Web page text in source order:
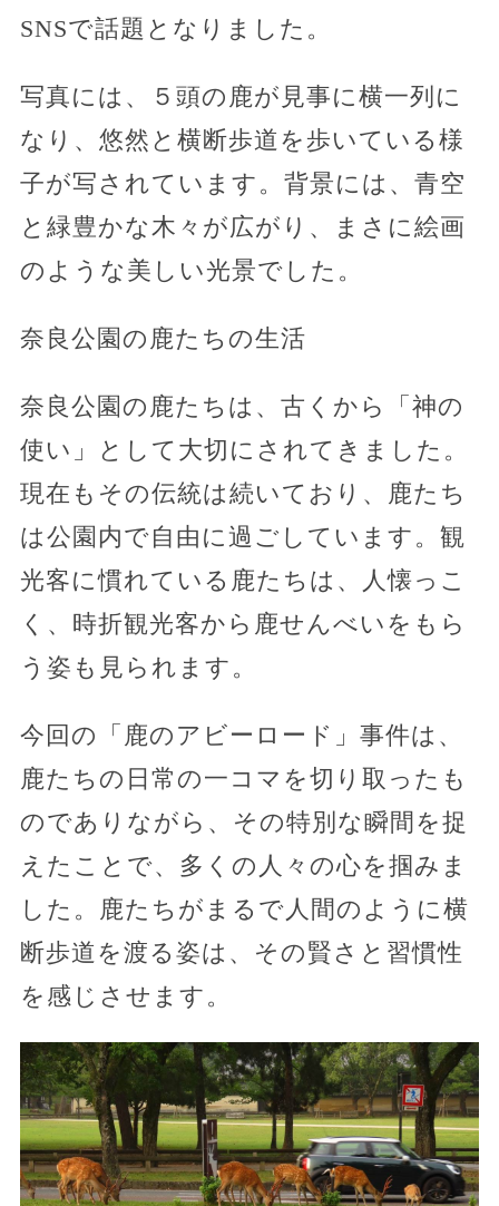
SNSで話題となりました。
写真には、５頭の鹿が見事に横一列に
なり、悠然と横断歩道を歩いている様
子が写されています。背景には、青空
と緑豊かな木々が広がり、まさに絵画
のような美しい光景でした。
奈良公園の鹿たちの生活
奈良公園の鹿たちは、古くから「神の
使い」として大切にされてきました。
現在もその伝統は続いており、鹿たち
は公園内で自由に過ごしています。観
光客に慣れている鹿たちは、人懐っこ
く、時折観光客から鹿せんべいをもら
う姿も見られます。
今回の「鹿のアビーロード」事件は、
鹿たちの日常の一コマを切り取ったも
のでありながら、その特別な瞬間を捉
えたことで、多くの人々の心を掴みま
した。鹿たちがまるで人間のように横
断歩道を渡る姿は、その賢さと習慣性
を感じさせます。